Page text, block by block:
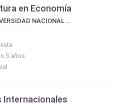
en Economía
UNLP - UNIVERSIDAD NACIONAL DE LA PLATA
5 años
Internacionales